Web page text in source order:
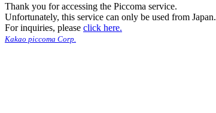
Thank you for accessing the Piccoma service.
Unfortunately, this service can only be used from Japan.
For inquiries, please click here.
Kakao piccoma Corp.